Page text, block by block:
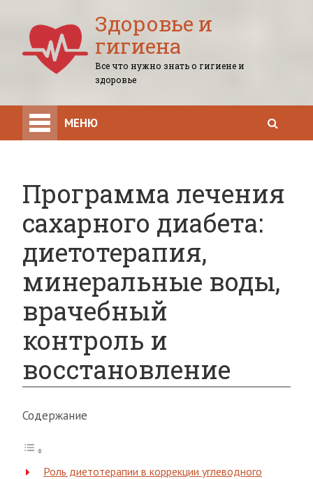
Здоровье и
гигиена
Все что нужно знать о гигиене и
здоровье
МЕНЮ
Программа лечения
сахарного диабета:
диетотерапия,
минеральные воды,
врачебный
контроль и
восстановление
Содержание
Роль диетотерапии в коррекции углеводного